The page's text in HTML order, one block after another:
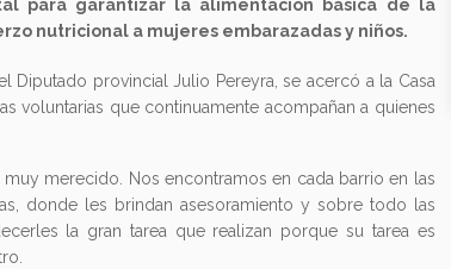
para garantizar la alimentación básica de la
nutricional a mujeres embarazadas y niños.
Diputado provincial Julio Pereyra, se acercó a la Casa
voluntarias que continuamente acompañan a quienes
merecido. Nos encontramos en cada barrio en las
donde les brindan asesoramiento y sobre todo las
la gran tarea que realizan porque su tarea es